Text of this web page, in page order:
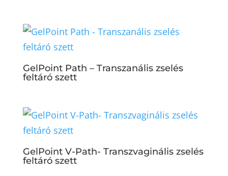
GelPoint Path – Transzanális zselés
feltáró szett
GelPoint V-Path- Transzvaginális zselés
feltáró szett